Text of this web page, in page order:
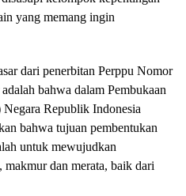
yang memang ingin
dari penerbitan Perppu Nomor
bahwa dalam Pembukaan
Republik Indonesia
bahwa tujuan pembentukan
untuk mewujudkan
makmur dan merata, baik dari